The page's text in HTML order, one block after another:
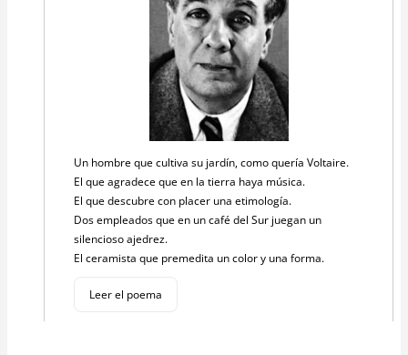
Un hombre que cultiva su jardín, como quería Voltaire.
El que agradece que en la tierra haya música.
El que descubre con placer una etimología.
Dos empleados que en un café del Sur juegan un
silencioso ajedrez.
El ceramista que premedita un color y una forma.
Leer el poema